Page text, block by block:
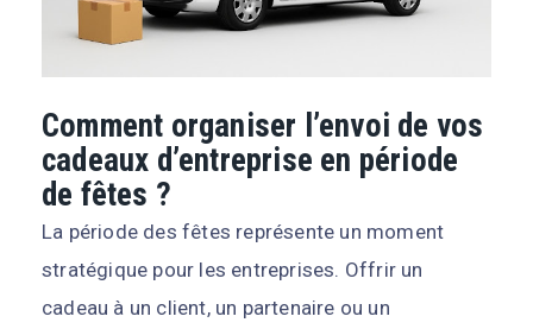
Comment organiser l’envoi de vos
cadeaux d’entreprise en période
de fêtes ?
La période des fêtes représente un moment
stratégique pour les entreprises. Offrir un
cadeau à un client, un partenaire ou un